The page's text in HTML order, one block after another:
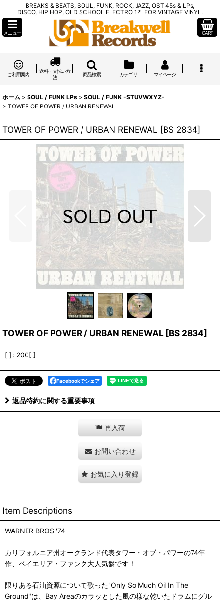
BREAKS & BEATS, SOUL, FUNK, ROCK, JAZZ, OST 45s & LPs,
DISCO, HIP HOP, OLD SCHOOL ELECTRO 12" FOR VINTAGE VINYL.
メニュー CART
ご利用案内
送料・支払い方
法
商品検索 カテゴリ マイページ
ホーム > SOUL / FUNK LPs > SOUL / FUNK -STUVWXYZ-
> TOWER OF POWER / URBAN RENEWAL
TOWER OF POWER / URBAN RENEWAL [BS 2834]
TOWER OF POWER / URBAN RENEWAL [BS 2834]
[ ]: 200[ ]
Facebookでシェア
返品特約に関する重要事項
再入荷
お問い合わせ
お気に入り登録
Item Descriptions
WARNER BROS '74
カリフォルニア州オークランド代表タワー・オブ・パワーの74年
作、ベイエリア・ファンク大人気盤です！
限りある石油資源について歌った"Only So Much Oil In The
Ground"は、Bay Areaのカラッとした風の様な乾いたドラムにグル